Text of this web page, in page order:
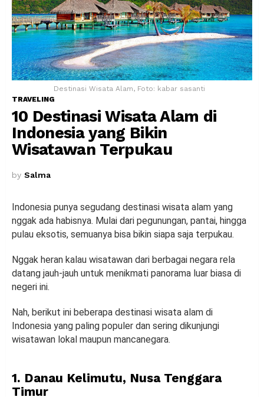
Destinasi Wisata Alam, Foto: kabar sasanti
TRAVELING
10 Destinasi Wisata Alam di
Indonesia yang Bikin
Wisatawan Terpukau
by Salma
Indonesia punya segudang destinasi wisata alam yang
nggak ada habisnya. Mulai dari pegunungan, pantai, hingga
pulau eksotis, semuanya bisa bikin siapa saja terpukau.
Nggak heran kalau wisatawan dari berbagai negara rela
datang jauh-jauh untuk menikmati panorama luar biasa di
negeri ini.
Nah, berikut ini beberapa destinasi wisata alam di
Indonesia yang paling populer dan sering dikunjungi
wisatawan lokal maupun mancanegara.
1. Danau Kelimutu, Nusa Tenggara
Timur